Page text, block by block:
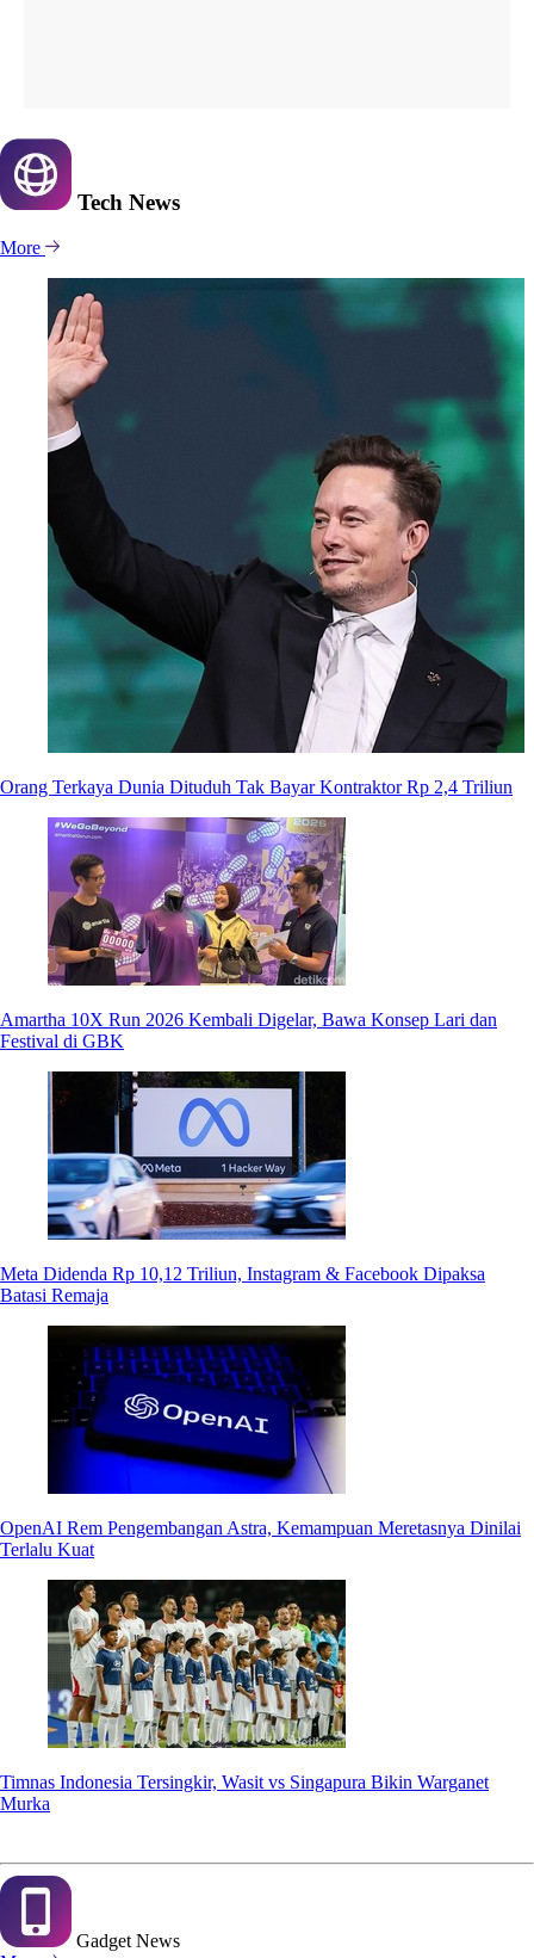
Tech News
More
Orang Terkaya Dunia Dituduh Tak Bayar Kontraktor Rp 2,4 Triliun
Amartha 10X Run 2026 Kembali Digelar, Bawa Konsep Lari dan
Festival di GBK
Meta Didenda Rp 10,12 Triliun, Instagram & Facebook Dipaksa
Batasi Remaja
OpenAI Rem Pengembangan Astra, Kemampuan Meretasnya Dinilai
Terlalu Kuat
Timnas Indonesia Tersingkir, Wasit vs Singapura Bikin Warganet
Murka
GadgetNews